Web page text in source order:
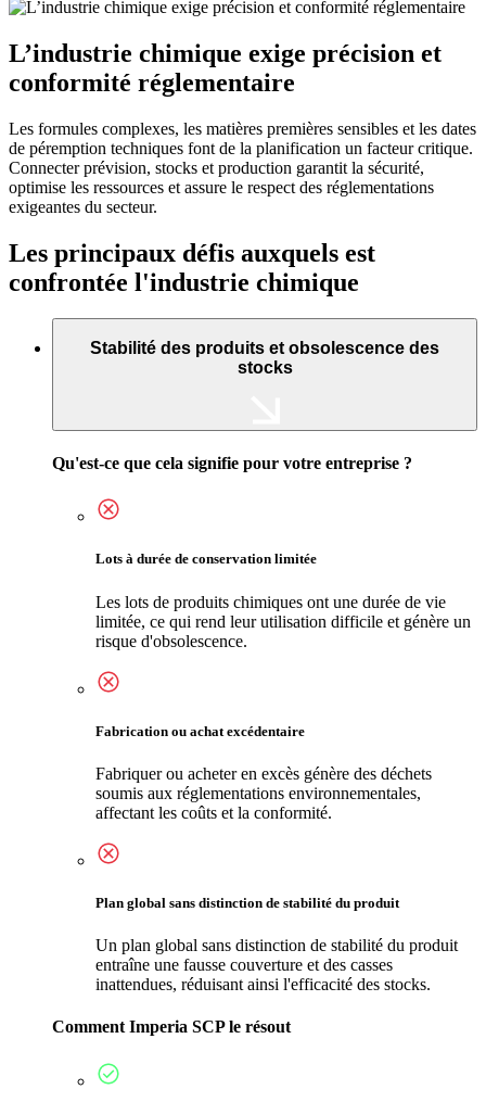
L’industrie chimique exige précision et
conformité réglementaire
Les formules complexes, les matières premières sensibles et les dates
de péremption techniques font de la planification un facteur critique.
Connecter prévision, stocks et production garantit la sécurité,
optimise les ressources et assure le respect des réglementations
exigeantes du secteur.
Les principaux défis auxquels est
confrontée l'industrie chimique
Stabilité des produits et obsolescence des
stocks
Qu'est-ce que cela signifie pour votre entreprise ?
Lots à durée de conservation limitée
Les lots de produits chimiques ont une durée de vie
limitée, ce qui rend leur utilisation difficile et génère un
risque d'obsolescence.
Fabrication ou achat excédentaire
Fabriquer ou acheter en excès génère des déchets
soumis aux réglementations environnementales,
affectant les coûts et la conformité.
Plan global sans distinction de stabilité du produit
Un plan global sans distinction de stabilité du produit
entraîne une fausse couverture et des casses
inattendues, réduisant ainsi l'efficacité des stocks.
Comment Imperia SCP le résout